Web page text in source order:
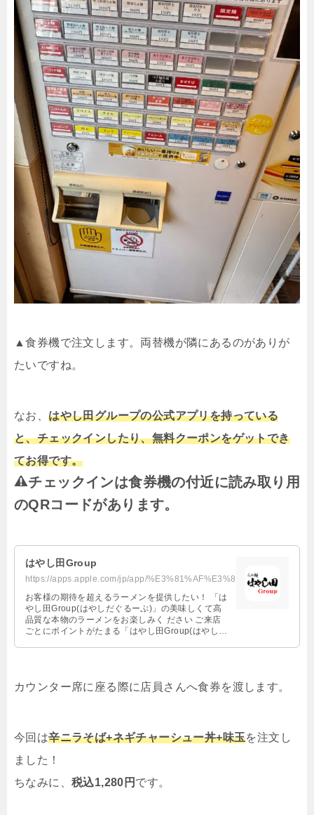
▲食券機で注文します。両替機が隣にあるのがありが
たいですね。
なお、はやし田グループの公式アプリを持っている
と、チェックインしたり、無料クーポンをゲットでき
てお得です。
チェックインは食券機の付近に読み取り用
のQRコードがあります。
‎はやし田Group
‎お客様の期待を超えるラーメンを提供したい！ 「は
やし田Group(はやしだぐるーぷ)」の美味しくて高
品質な本物のラーメンをお楽しみく ださい ご来店
ごとにポイントがたまる「はやし田Group(はやしだ
ます！ 貯まったポイントは、豪華賞品と交換いただ
カウンター席に座る際に店員さんへ食券を渡します。
今回は辛ニラそば+ネギチャーシュー丼+味玉を注文し
ました！
ちなみに、 税込1,280円 です。